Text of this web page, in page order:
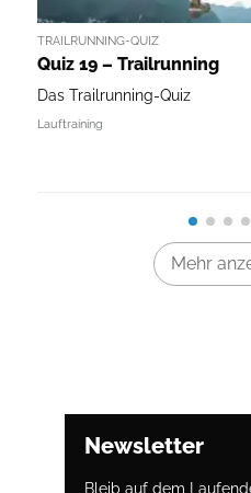
TRAILRUNNING-QUIZ
Quiz 19 – Trailrunning
Das Trailrunning-Quiz
Lauftraining
Mehr
Newsletter
Bleib auf dem